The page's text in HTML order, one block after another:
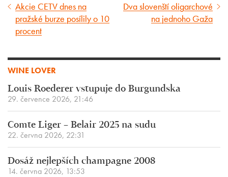
Předcházející
článek
Akcie CETV dnes na
pražské burze posílily o 10
procent
Následující
Dva slovenští oligarchové
na jednoho Gaža
WINE LOVER
Louis Roederer vstupuje do Burgundska
29. července 2026, 21:46
Comte Liger – Belair 2025 na sudu
22. června 2026, 22:31
Dosáž nejlepších champagne 2008
14. června 2026, 13:53